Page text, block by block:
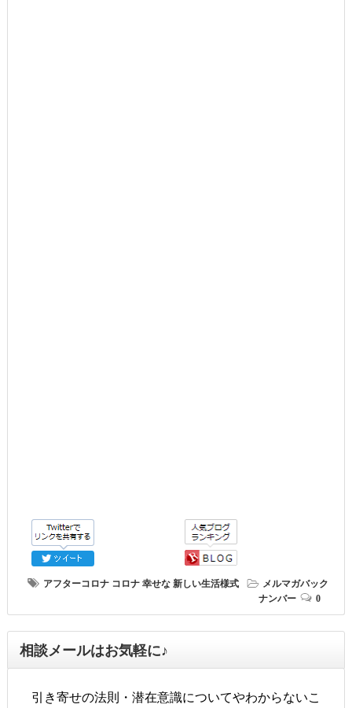
アフターコロナ コロナ 幸せな 新しい生活様式
メルマガバック
ナンバー
0
相談メールはお気軽に♪
引き寄せの法則・潜在意識についてやわからないこ